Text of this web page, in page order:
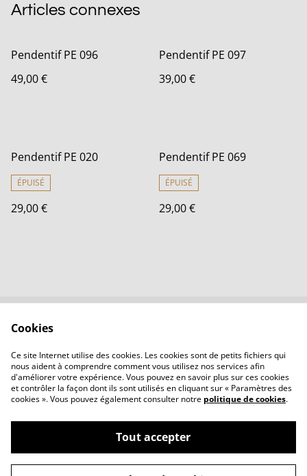
Articles connexes
Pendentif PE 096
49,00 €
Pendentif PE 097
39,00 €
Pendentif PE 020
ÉPUISÉ
29,00 €
Pendentif PE 069
ÉPUISÉ
29,00 €
Politique de
confidentialité
Politique de cookies
©2026LBVerre
Cookies
Ce site Internet utilise des cookies. Les cookies sont de petits fichiers qui
nous aident à comprendre comment vous utilisez nos services afin
d'améliorer votre expérience. Vous pouvez en savoir plus sur ces cookies
et contrôler la façon dont ils sont utilisés en cliquant sur « Paramètres des
cookies ». Vous pouvez également consulter notre politique de cookies.
Tout accepter